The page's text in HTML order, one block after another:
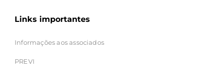
Links importantes
Informações aos associados
PREVI